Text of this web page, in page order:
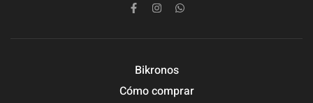
Bikronos
Cómo comprar